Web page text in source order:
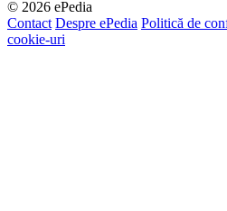
© 2026 ePedia
Contact Despre ePedia Politică de
cookie-uri